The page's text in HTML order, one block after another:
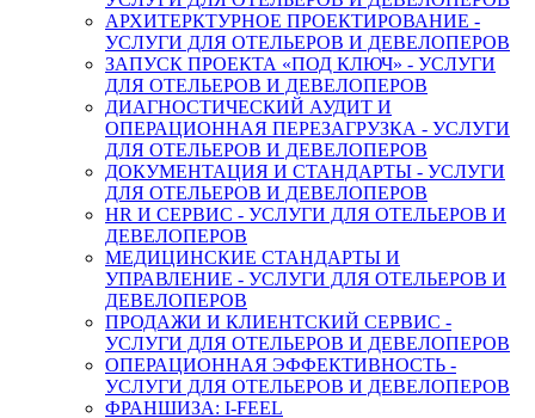
АРХИТЕРКТУРНОЕ ПРОЕКТИРОВАНИЕ -
УСЛУГИ ДЛЯ ОТЕЛЬЕРОВ И ДЕВЕЛОПЕРОВ
ЗАПУСК ПРОЕКТА «ПОД КЛЮЧ» - УСЛУГИ
ДЛЯ ОТЕЛЬЕРОВ И ДЕВЕЛОПЕРОВ
ДИАГНОСТИЧЕСКИЙ АУДИТ И
ОПЕРАЦИОННАЯ ПЕРЕЗАГРУЗКА - УСЛУГИ
ДЛЯ ОТЕЛЬЕРОВ И ДЕВЕЛОПЕРОВ
ДОКУМЕНТАЦИЯ И СТАНДАРТЫ - УСЛУГИ
ДЛЯ ОТЕЛЬЕРОВ И ДЕВЕЛОПЕРОВ
HR И СЕРВИС - УСЛУГИ ДЛЯ ОТЕЛЬЕРОВ И
ДЕВЕЛОПЕРОВ
МЕДИЦИНСКИЕ СТАНДАРТЫ И
УПРАВЛЕНИЕ - УСЛУГИ ДЛЯ ОТЕЛЬЕРОВ И
ДЕВЕЛОПЕРОВ
ПРОДАЖИ И КЛИЕНТСКИЙ СЕРВИС -
УСЛУГИ ДЛЯ ОТЕЛЬЕРОВ И ДЕВЕЛОПЕРОВ
ОПЕРАЦИОННАЯ ЭФФЕКТИВНОСТЬ -
УСЛУГИ ДЛЯ ОТЕЛЬЕРОВ И ДЕВЕЛОПЕРОВ
ФРАНШИЗА: I-FEEL